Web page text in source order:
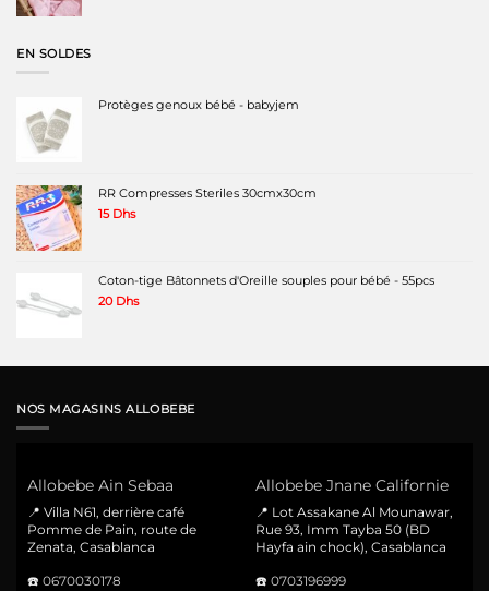
EN SOLDES
Protèges genoux bébé - babyjem
RR Compresses Steriles 30cmx30cm
15 Dhs
Coton-tige Bâtonnets d'Oreille souples pour bébé - 55pcs
20 Dhs
NOS MAGASINS ALLOBEBE
Allobebe Ain Sebaa
📍 Villa N61, derrière café
Pomme de Pain, route de
Zenata, Casablanca
☎️ 0670030178
Allobebe Jnane Californie
📍 Lot Assakane Al Mounawar,
Rue 93, Imm Tayba 50 (BD
Hayfa ain chock), Casablanca
☎️ 0703196999